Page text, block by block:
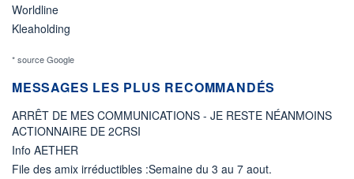
Worldline
Kleaholding
* source Google
MESSAGES LES PLUS RECOMMANDÉS
ARRÊT DE MES COMMUNICATIONS - JE RESTE NÉANMOINS
ACTIONNAIRE DE 2CRSI
Info AETHER
File des amix irréductibles :Semaine du 3 au 7 aout.